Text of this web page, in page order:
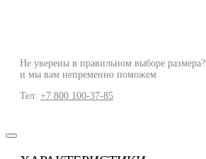
Не уверены в правильном выборе
и мы вам непременно поможем
Тел: +7 800 100-37-85